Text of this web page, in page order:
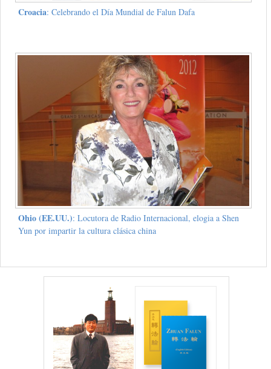
Croacia: Celebrando el Día Mundial de Falun Dafa
Ohio (EE.UU.): Locutora de Radio Internacional, elogia a Shen
Yun por impartir la cultura clásica china